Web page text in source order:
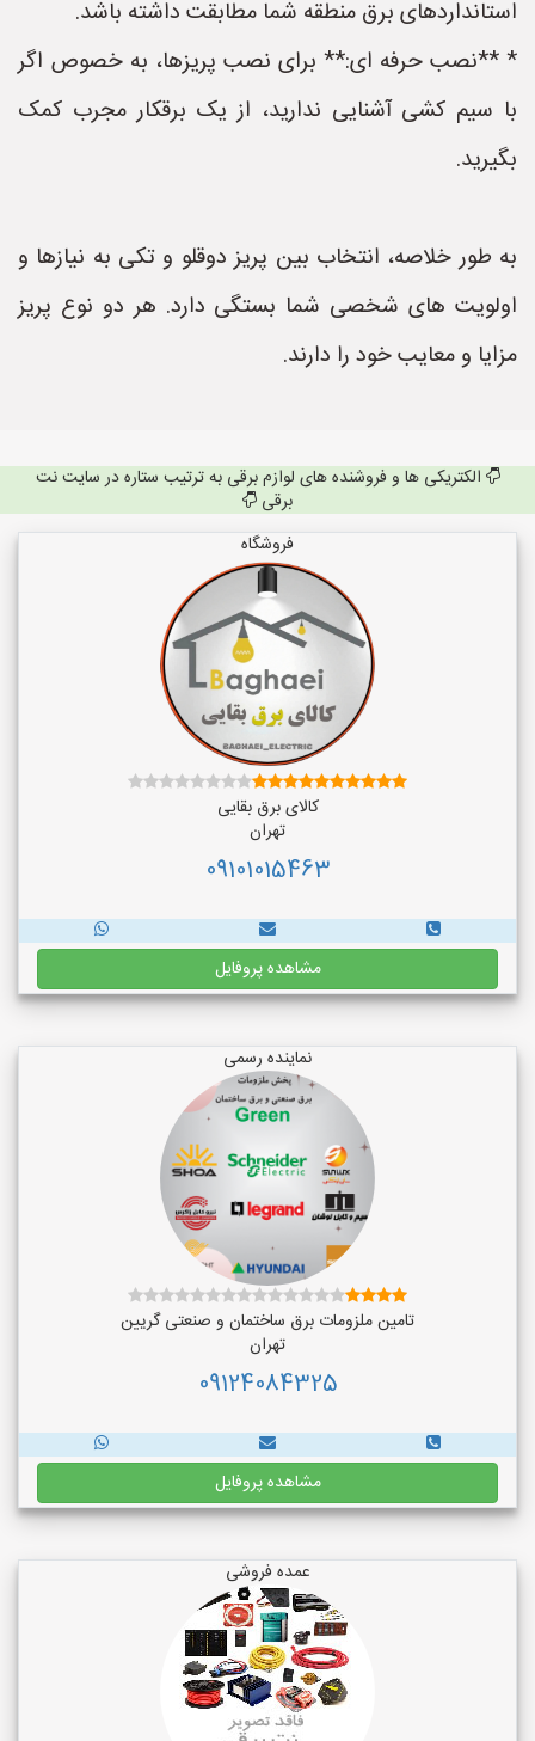
استانداردهای برق منطقه شما مطابقت داشته باشد.
* **نصب حرفه ای:** برای نصب پریزها، به خصوص اگر
با سیم کشی آشنایی ندارید، از یک برقکار مجرب کمک
بگیرید.
به طور خلاصه، انتخاب بین پریز دوقلو و تکی به نیازها و
اولویت های شخصی شما بستگی دارد. هر دو نوع پریز
مزایا و معایب خود را دارند.
الکتریکی ها و فروشنده های لوازم برقی به ترتیب ستاره در سایت نت
برقی
فروشگاه
کالای برق بقایی
تهران
09101015463
مشاهده پروفایل
نماینده رسمی
تامین ملزومات برق ساختمان و صنعتی گریین
تهران
09124084325
مشاهده پروفایل
عمده فروشی